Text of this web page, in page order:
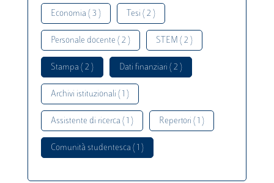
Economia ( 3 ) Tesi ( 2 )
Personale docente ( 2 ) STEM ( 2 )
Stampa ( 2 ) Dati finanziari ( 2 )
Archivi istituzionali ( 1 )
Assistente di ricerca ( 1 ) Repertori ( 1 )
Comunità studentesca ( 1 )